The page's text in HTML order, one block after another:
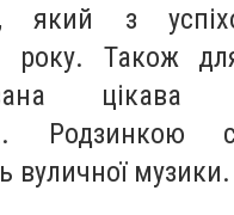
який з
року. Також
цікава
Родзинкою
вуличної музики.